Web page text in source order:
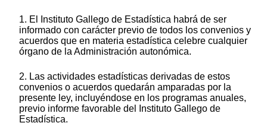
1. El Instituto Gallego de Estadística habrá de ser
informado con carácter previo de todos los convenios y
acuerdos que en materia estadística celebre cualquier
órgano de la Administración autonómica.
2. Las actividades estadísticas derivadas de estos
convenios o acuerdos quedarán amparadas por la
presente ley, incluyéndose en los programas anuales,
previo informe favorable del Instituto Gallego de
Estadística.